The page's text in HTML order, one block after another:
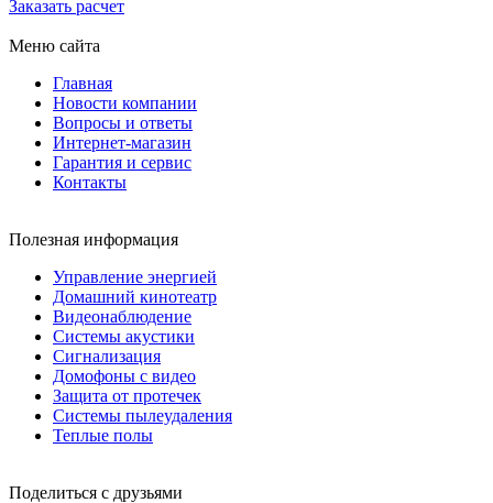
Заказать расчет
Меню сайта
Главная
Новости компании
Вопросы и ответы
Интернет-магазин
Гарантия и сервис
Контакты
Полезная информация
Управление энергией
Домашний кинотеатр
Видеонаблюдение
Системы акустики
Сигнализация
Домофоны с видео
Защита от протечек
Системы пылеудаления
Теплые полы
Поделиться с друзьями